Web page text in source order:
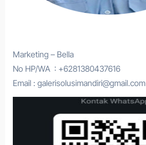
Marketing – Bella
No HP/WA : +6281380437616
Email : galerisolusimandiri@gmail.com